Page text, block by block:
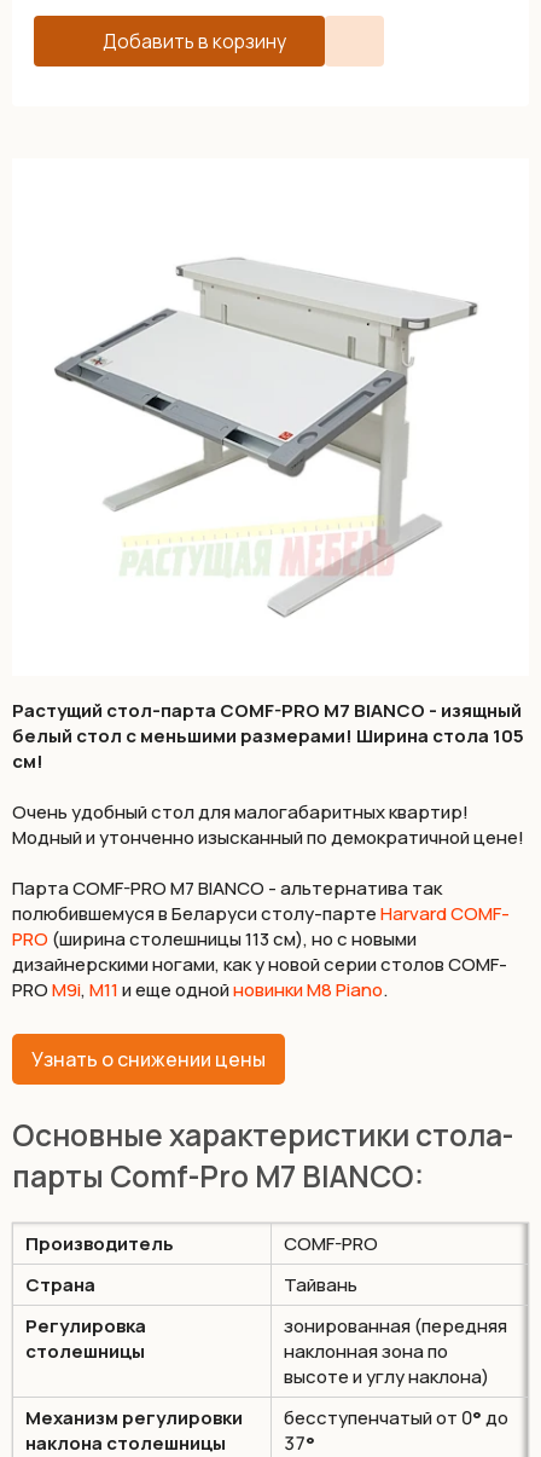
Добавить в корзину
Растущий стол-парта COMF-PRO M7 BIANCO - изящный
белый стол с меньшими размерами! Ширина стола 105
см!
Очень удобный стол для малогабаритных квартир!
Модный и утонченно изысканный по демократичной цене!
Парта COMF-PRO M7 BIANCO - альтернатива так
полюбившемуся в Беларуси столу-партеHarvard COMF-
PRO (ширина столешницы 113 см), но с новыми
дизайнерскими ногами, как у новой серии столов COMF-
PROM9i,М11и еще однойновинки M8 Piano.
Узнать о снижении цены
Основные характеристики стола-
парты Comf-Pro M7 BIANCO:
Производитель
COMF-PRO
Страна
Тайвань
Регулировка
столешницы
зонированная (передняя
наклонная зона по
высоте и углу наклона)
Механизм регулировки
наклона столешницы
бесступенчатый от 0°до
37°